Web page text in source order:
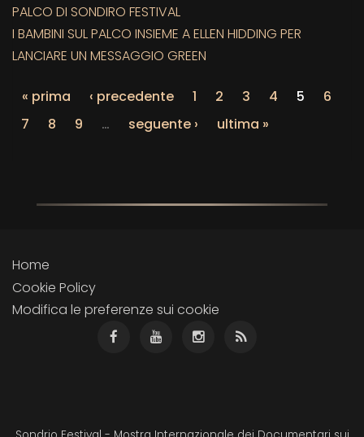
PALCO DI SONDIRO FESTIVAL
I BAMBINI SUL PALCO INSIEME A ELLEN HIDDING PER
LANCIARE UN MESSAGGIO GREEN
« prima ‹ precedente 1 2 3 4 5
6
7
8 9 … seguente › ultima »
Home
Cookie Policy
Modifica le preferenze sui cookie